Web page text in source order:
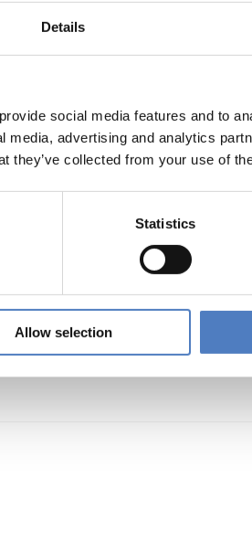
Details
social media features and to
media, advertising and analytics
they’ve collected from your use of
Statistics
Allow selection